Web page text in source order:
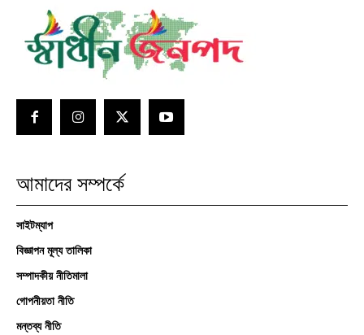
আমাদের সম্পর্কে
সাইটম্যাপ
বিজ্ঞাপন মূল্য তালিকা
সম্পাদকীয় নীতিমালা
গোপনীয়তা নীতি
মন্তব্য নীতি